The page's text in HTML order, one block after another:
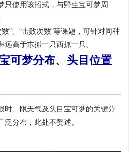
只使用该招式，与野生宝可梦周
数”、“击败次数”等课题，可针对同种
远高于东抓一只西抓一只。
可梦分布、头目位置
时、限天气及头目宝可梦的关键分
分布，此处不赘述。